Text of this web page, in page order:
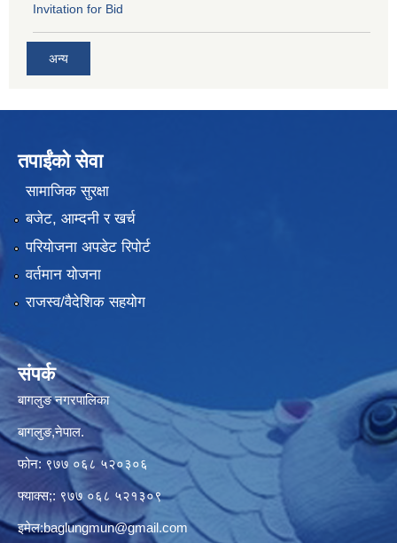
Invitation for Bid
अन्य
तपाईंको सेवा
सामाजिक सुरक्षा
बजेट, आम्दनी र खर्च
परियोजना अपडेट रिपोर्ट
वर्तमान योजना
राजस्व/वैदेशिक सहयोग
संपर्क
बागलुङ नगरपालिका
बागलुङ,नेपाल.
फोन: ९७७ ०६८ ५२०३०६
फ्याक्स;: ९७७ ०६८ ५२१३०९
इमेल:baglungmun@gmail.com